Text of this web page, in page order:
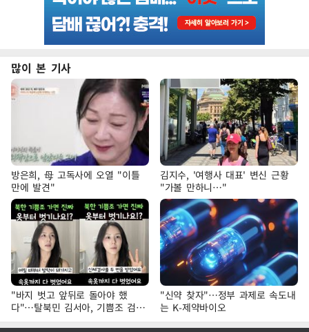
많이 본 기사
방은희, 母 고독사에 오열 "이틀
만에 발견"
김지수, '여행사 대표' 변신 근황
"가볼 만하니…"
"바지 벗고 앞뒤로 돌아야 했
다"…탈북민 김서아, 기쁨조 검사
수치심 회상
"신약 찾자"…정부 과제로 속도내
는 K-제약바이오